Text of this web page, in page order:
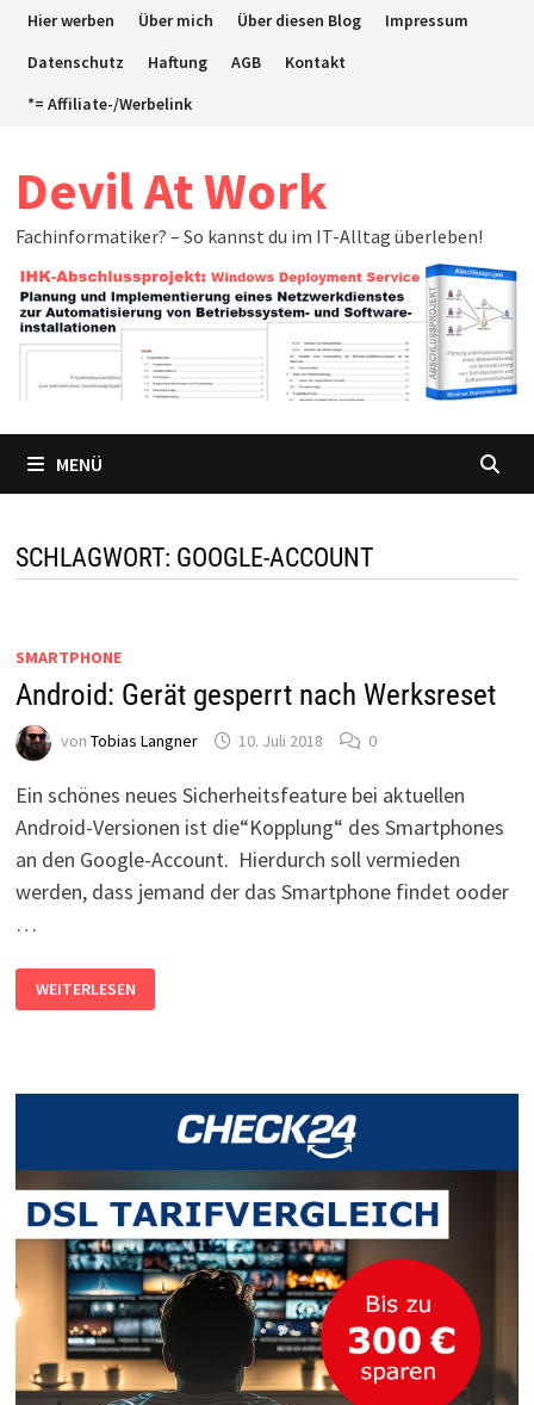
ZumHier werben Über mich Über diesen Blog
Impressum
Datenschutz
Haftung AGB
Kontakt
*= Affiliate-/Werbelink
Devil At Work
Fachinformatiker? – So kannst du im IT-Alltag überleben!
MENÜ
SCHLAGWORT: GOOGLE-ACCOUNT
SMARTPHONE
Android: Gerät gesperrt nach Werksreset
von Tobias Langner 10. Juli 2018 0
Ein schönes neues Sicherheitsfeature bei aktuellen
Android-Versionen ist die“Kopplung“ des Smartphones
an den Google-Account. Hierdurch soll vermieden
werden, dass jemand der das Smartphone findet ooder
…
ANDROID:
GERÄT
GESPERRT
WEITERLESEN